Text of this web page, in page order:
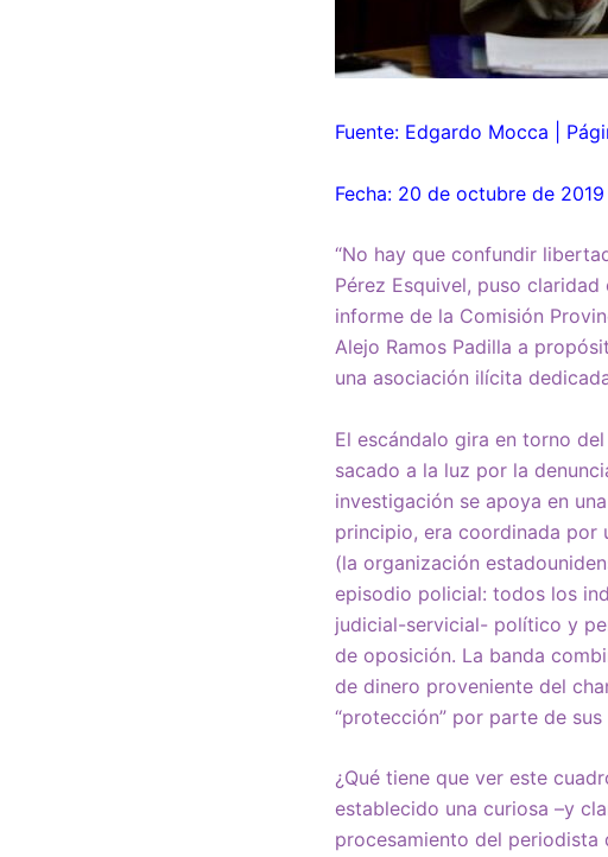
Fuente: Edgardo Mocca |
Fecha: 20 de octubre de 2019
“No hay que confundir
Pérez Esquivel, puso
informe de la Comisión
Alejo Ramos Padilla a
una asociación ilícita
El escándalo gira en torno
sacado a la luz por la
investigación se apoya en
principio, era coordinada por
(la organización
episodio policial: todos los
judicial-servicial- político y
de oposición. La banda
de dinero proveniente del
“protección” por parte de sus
¿Qué tiene que ver este
establecido una curiosa –y
procesamiento del periodista